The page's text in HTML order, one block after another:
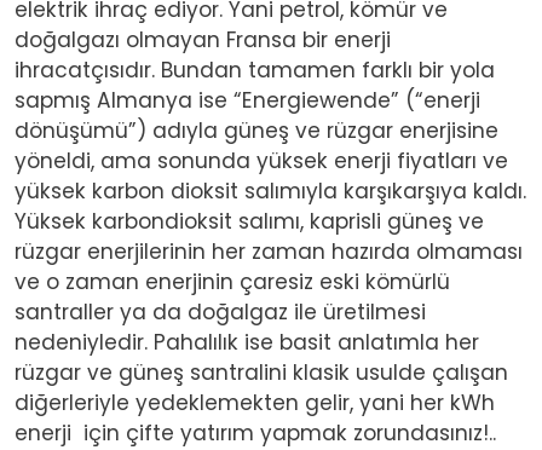
elektrik ihraç ediyor. Yani petrol, kömür ve
doğalgazı olmayan Fransa bir enerji
ihracatçısıdır. Bundan tamamen farklı bir yola
sapmış Almanya ise “Energiewende” (“enerji
dönüşümü”) adıyla güneş ve rüzgar enerjisine
yöneldi, ama sonunda yüksek enerji fiyatları ve
yüksek karbon dioksit salımıyla karşıkarşıya kaldı.
Yüksek karbondioksit salımı, kaprisli güneş ve
rüzgar enerjilerinin her zaman hazırda olmaması
ve o zaman enerjinin çaresiz eski kömürlü
santraller ya da doğalgaz ile üretilmesi
nedeniyledir. Pahalılık ise basit anlatımla her
rüzgar ve güneş santralini klasik usulde çalışan
diğerleriyle yedeklemekten gelir, yani her kWh
enerji için çifte yatırım yapmak zorundasınız!..